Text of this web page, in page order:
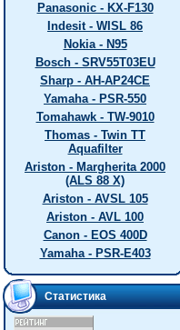
Panasonic - KX-F130
Indesit - WISL 86
Nokia - N95
Bosch - SRV55T03EU
Sharp - AH-AP24CE
Yamaha - PSR-550
Tomahawk - TW-9010
Thomas - Twin TT
Aquafilter
Ariston - Margherita 2000
(ALS 88 X)
Ariston - AVSL 105
Ariston - AVL 100
Canon - EOS 400D
Yamaha - PSR-E403
Статистика